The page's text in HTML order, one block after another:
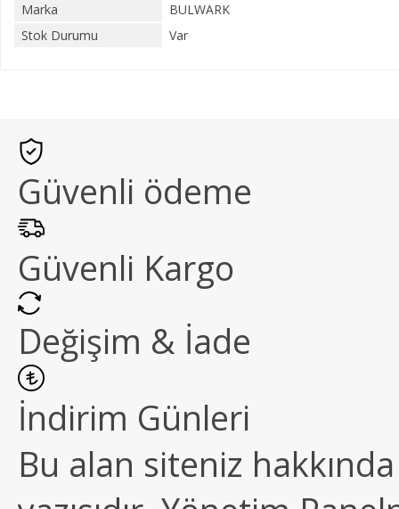
Marka
BULWARK
Stok Durumu
Var
Güvenli ödeme
Güvenli Kargo
Değişim & İade
İndirim Günleri
Bu alan siteniz